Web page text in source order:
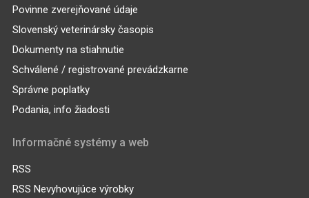
Povinne zverejňované údaje
Slovenský veterinársky časopis
Dokumenty na stiahnutie
Schválené / registrované prevádzkarne
Správne poplatky
Podania, info žiadosti
Informačné systémy a web
RSS
RSS Nevyhovujúce výrobky